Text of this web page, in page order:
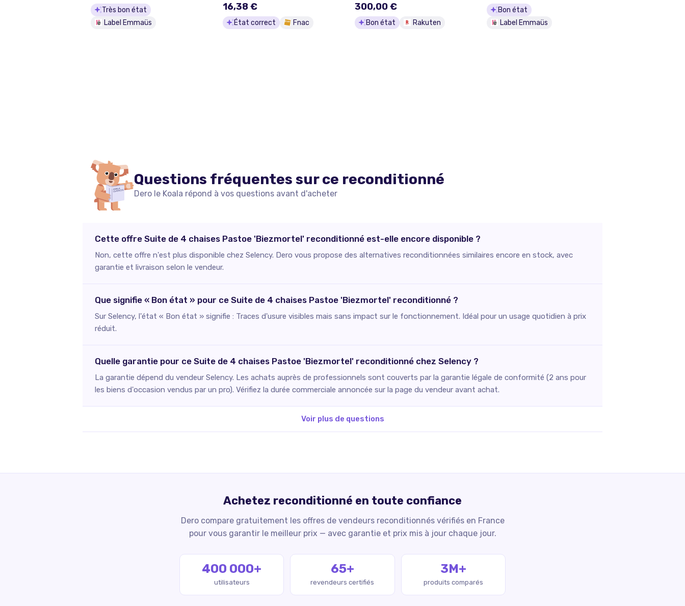
Très bon état
Label Emmaüs
16,38 €
État correct Fnac
300,00 €
Bon état Rakuten
Bon état
Label Emmaüs
Questions fréquentes sur ce reconditionné
Dero le Koala répond à vos questions avant d'acheter
Cette offre Suite de 4 chaises Pastoe 'Biezmortel' reconditionné est-elle encore disponible ?
Non, cette offre n'est plus disponible chez Selency. Dero vous propose des alternatives reconditionnées similaires encore en stock, avec
garantie et livraison selon le vendeur.
Que signifie « Bon état » pour ce Suite de 4 chaises Pastoe 'Biezmortel' reconditionné ?
Sur Selency, l'état « Bon état » signifie : Traces d'usure visibles mais sans impact sur le fonctionnement. Idéal pour un usage quotidien à prix
réduit.
Quelle garantie pour ce Suite de 4 chaises Pastoe 'Biezmortel' reconditionné chez Selency ?
La garantie dépend du vendeur Selency. Les achats auprès de professionnels sont couverts par la garantie légale de conformité (2 ans pour
les biens d'occasion vendus par un pro). Vérifiez la durée commerciale annoncée sur la page du vendeur avant achat.
Voir plus de questions
Achetez reconditionné en toute confiance
Dero compare gratuitement les offres de vendeurs reconditionnés vérifiés en France
pour vous garantir le meilleur prix — avec garantie et prix mis à jour chaque jour.
400 000+
utilisateurs
65+
revendeurs certifiés
3M+
produits comparés